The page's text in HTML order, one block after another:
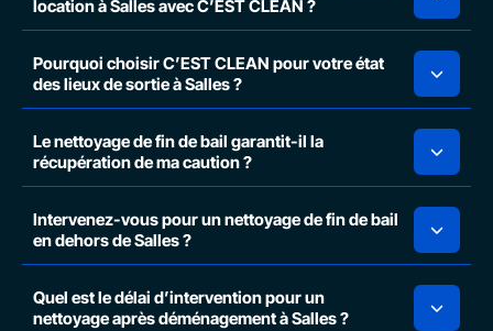
location à Salles avec C’EST CLEAN ?
Pourquoi choisir C’EST CLEAN pour votre état
des lieux de sortie à Salles ?
Le nettoyage de fin de bail garantit-il la
récupération de ma caution ?
Intervenez-vous pour un nettoyage de fin de bail
en dehors de Salles ?
Quel est le délai d’intervention pour un
nettoyage après déménagement à Salles ?